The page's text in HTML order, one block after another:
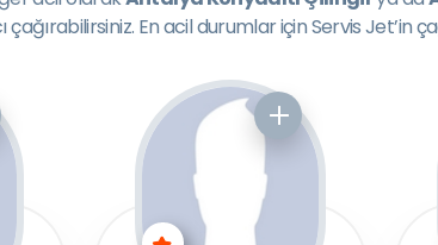
En acil durumlar için Servis Jet’in